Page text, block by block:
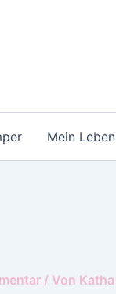
Mein Leben
/ Von Katha